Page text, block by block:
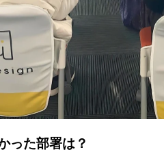
った部署は？